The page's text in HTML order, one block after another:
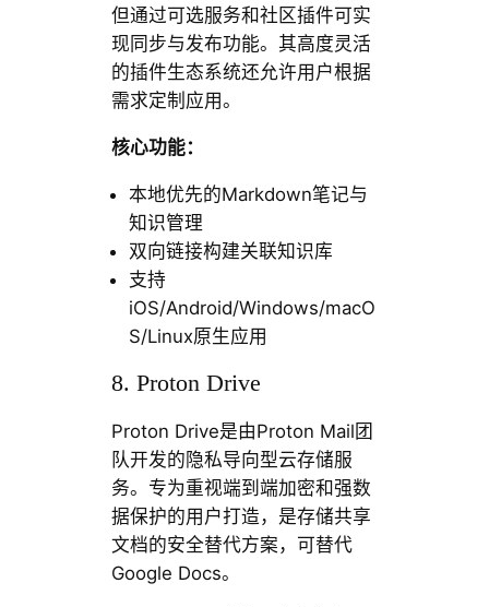
但通过可选服务和社区插件可实
现同步与发布功能。其高度灵活
的插件生态系统还允许用户根据
需求定制应用。
核心功能：
本地优先的Markdown笔记与
知识管理
双向链接构建关联知识库
支持
iOS/Android/Windows/macO
S/Linux原生应用
8. Proton Drive
Proton Drive是由Proton Mail团
队开发的隐私导向型云存储服
务。专为重视端到端加密和强数
据保护的用户打造，是存储共享
文档的安全替代方案，可替代
Google Docs。